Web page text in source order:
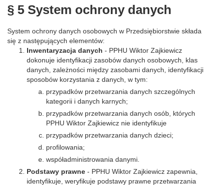
§ 5 System ochrony danych
System ochrony danych osobowych w Przedsiębiorstwie składa
się z następujących elementów:
Inwentaryzacja danych - PPHU Wiktor Zajkiewicz
dokonuje identyfikacji zasobów danych osobowych, klas
danych, zależności między zasobami danych, identyfikacji
sposobów korzystania z danych, w tym:
przypadków przetwarzania danych szczególnych
kategorii i danych karnych;
przypadków przetwarzania danych osób, których
PPHU Wiktor Zajkiewicz nie identyfikuje
przypadków przetwarzania danych dzieci;
profilowania;
współadministrowania danymi.
Podstawy prawne - PPHU Wiktor Zajkiewicz zapewnia,
identyfikuje, weryfikuje podstawy prawne przetwarzania